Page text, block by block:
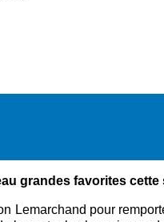
grandes favorites cette
Lemarchand pour